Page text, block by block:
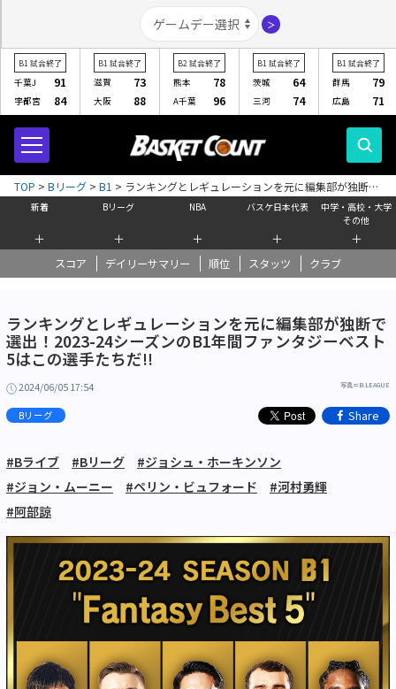
＞
B1 試合終了
千葉J 91
宇都宮 84
B1 試合終了
滋賀 73
大阪 88
B2 試合終了
熊本 78
A千葉 96
B1 試合終了
茨城 64
三河 74
B1 試合終了
群馬 79
広島 71
新着
＋
Bリーグ
＋
NBA
＋
バスケ日本代表
＋
中学・高校・大学
その他
＋
スコア デイリーサマリー 順位 スタッツ クラブ
TOP > Bリーグ > B1 > ランキングとレギュレーションを元に編集部が独断で
選出！2023-24シーズンのB1年間ファンタジーベスト5はこの選手たちだ!!
ランキングとレギュレーションを元に編集部が独断で
選出！2023-24シーズンのB1年間ファンタジーベスト
5はこの選手たちだ!!
2024/06/05 17:54 写真＝B.LEAGUE
Bリーグ Share
#Bライブ #Bリーグ
#ジョシュ・ホーキンソン
#ジョン・ムーニー
#ペリン・ビュフォード
#河村勇輝
#阿部諒